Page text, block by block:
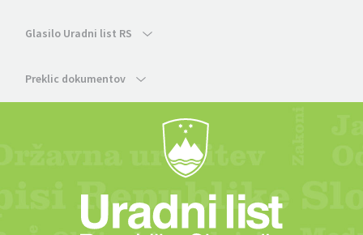
Glasilo Uradni list RS
Preklic dokumentov